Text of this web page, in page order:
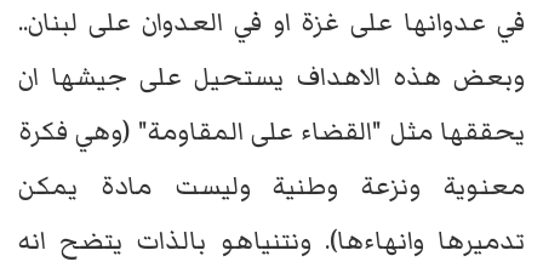
في عدوانها على غزة او في العدوان على لبنان..
وبعض هذه الاهداف يستحيل على جيشها ان
يحققها مثل "القضاء على المقاومة" (وهي فكرة
معنوية ونزعة وطنية وليست مادة يمكن
تدميرها وانهاءها). ونتنياهو بالذات يتضح انه